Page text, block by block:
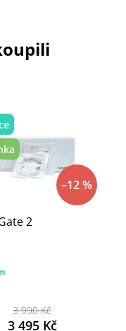
–12 %
2
3 990 Kč
3 495 Kč